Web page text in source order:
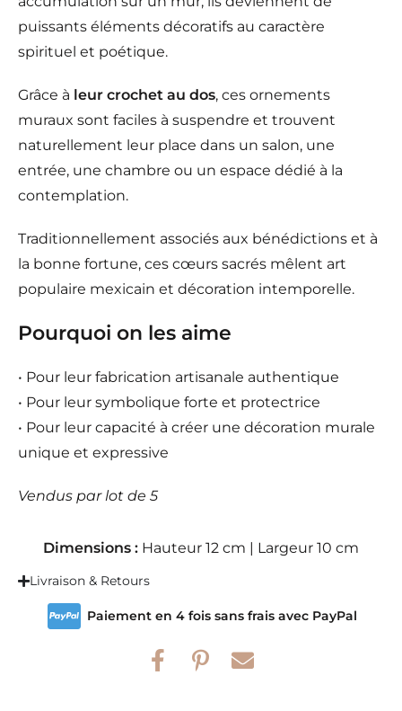
puissants éléments décoratifs au caractère
spirituel et poétique.
Grâce à leur crochet au dos, ces ornements
muraux sont faciles à suspendre et trouvent
naturellement leur place dans un salon, une
entrée, une chambre ou un espace dédié à la
contemplation.
Traditionnellement associés aux bénédictions et à
la bonne fortune, ces cœurs sacrés mêlent art
populaire mexicain et décoration intemporelle.
Pourquoi on les aime
• Pour leur fabrication artisanale authentique
• Pour leur symbolique forte et protectrice
• Pour leur capacité à créer une décoration murale
unique et expressive
Vendus par lot de 5
Dimensions : Hauteur 12 cm | Largeur 10 cm
Livraison & Retours
Paiement en 4 fois sans frais avec PayPal